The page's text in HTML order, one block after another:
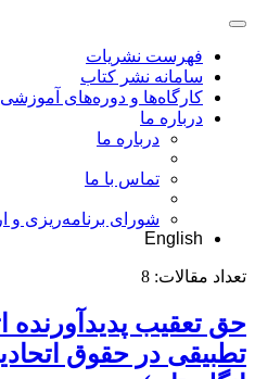
فهرست نشریات
سامانه نشر کتاب
کارگاه‌ها و دوره‌های
درباره ما
درباره ما
تماس با ما
شورای برنامه‌ریزی و
English
تعداد مقالات: 8
حق تعقیب پدیدآورنده
تطبیقی در حقوق